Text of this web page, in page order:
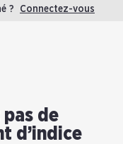
? Connectez-vous
de
d’indice